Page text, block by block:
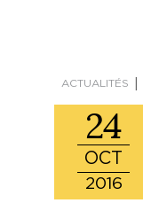
ACTUALITÉS |
24
OCT
2016